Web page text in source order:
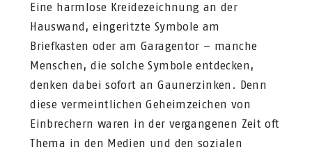
Eine harmlose Kreidezeichnung an der
Hauswand, eingeritzte Symbole am
Briefkasten oder am Garagentor – manche
Menschen, die solche Symbole entdecken,
denken dabei sofort an Gaunerzinken. Denn
diese vermeintlichen Geheimzeichen von
Einbrechern waren in der vergangenen Zeit oft
Thema in den Medien und den sozialen